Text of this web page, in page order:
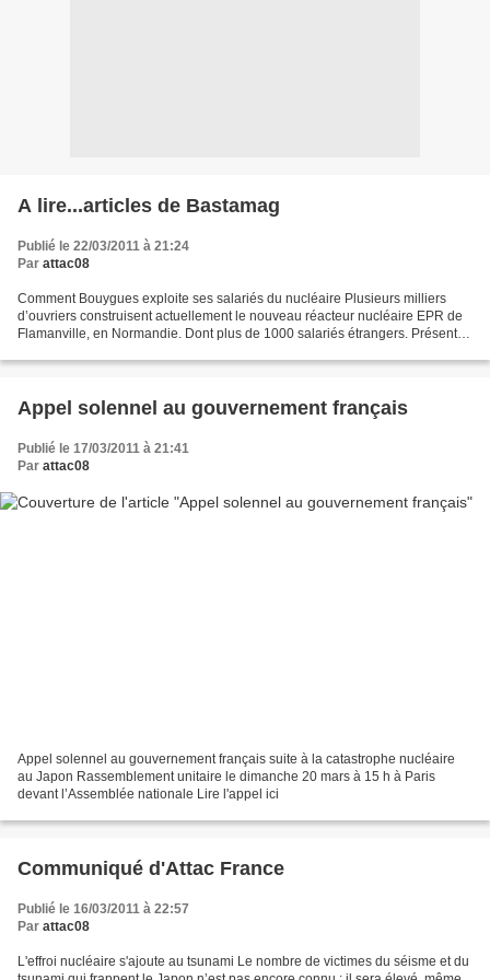
A lire...articles de Bastamag
Publié le 22/03/2011 à 21:24
Par attac08
Comment Bouygues exploite ses salariés du nucléaire Plusieurs milliers
d’ouvriers construisent actuellement le nouveau réacteur nucléaire EPR de
Flamanville, en Normandie. Dont plus de 1000 salariés étrangers. Présenté
Appel solennel au gouvernement français
Publié le 17/03/2011 à 21:41
Par attac08
Appel solennel au gouvernement français suite à la catastrophe nucléaire
au Japon Rassemblement unitaire le dimanche 20 mars à 15 h à Paris
devant l’Assemblée nationale Lire l'appel ici
Communiqué d'Attac France
Publié le 16/03/2011 à 22:57
Par attac08
L'effroi nucléaire s'ajoute au tsunami Le nombre de victimes du séisme et du